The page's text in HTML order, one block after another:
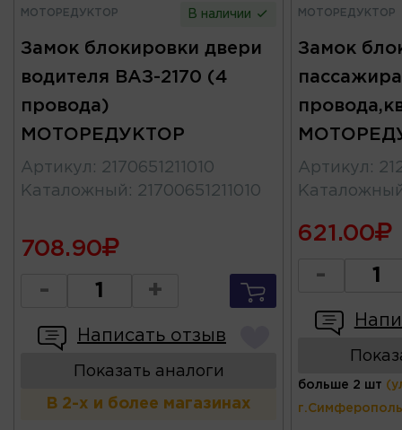
МОТОРЕДУКТОР В наличии
Замок блокировки двери
водителя ВАЗ-2170 (4
провода)
МОТОРЕДУКТОР
Артикул : 2170651211010
Каталожный : 21700651211010
708.90
- +
Написать отзыв
Показать аналоги
В 2-х и более магазинах
МОТОРЕДУКТОР
Замок
Артикул :
621.00
-
больше 2 шт